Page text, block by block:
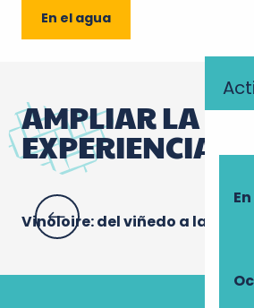
En el agua
AMPLIAR LA
EXPERIENCIA
Vinoloire: del viñedo a la